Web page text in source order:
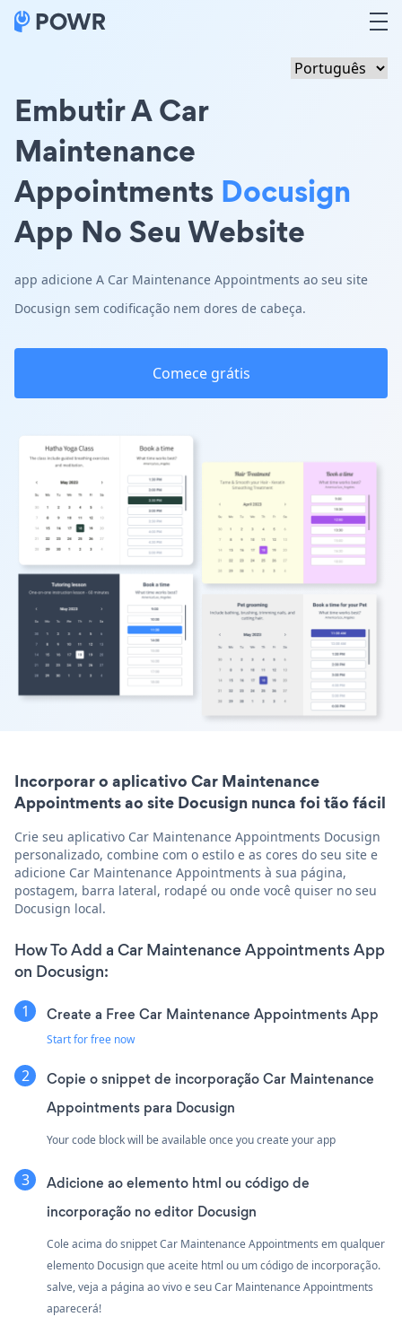
Embutir A Car
Maintenance
Appointments Docusign
App No Seu Website
app adicione A Car Maintenance Appointments ao seu site
Docusign sem codificação nem dores de cabeça.
Comece grátis
Incorporar o aplicativo Car Maintenance
Appointments ao site Docusign nunca foi tão fácil
Crie seu aplicativo Car Maintenance Appointments Docusign
personalizado, combine com o estilo e as cores do seu site e
adicione Car Maintenance Appointments à sua página,
postagem, barra lateral, rodapé ou onde você quiser no seu
Docusign local.
How To Add a Car Maintenance Appointments App
on Docusign:
Create a Free Car Maintenance Appointments App
Start for free now
Copie o snippet de incorporação Car Maintenance
Appointments para Docusign
Your code block will be available once you create your app
Adicione ao elemento html ou código de
incorporação no editor Docusign
Cole acima do snippet Car Maintenance Appointments em qualquer
elemento Docusign que aceite html ou um código de incorporação.
salve, veja a página ao vivo e seu Car Maintenance Appointments
aparecerá!